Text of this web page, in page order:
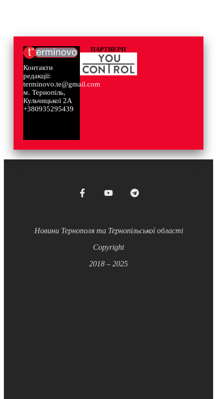
Контакти
редакції:
terminovo.te@gmail.com
м. Тернопіль,
Кульчицької 2А
+380935295439
ПАРТНЕРИ
Новини Тернополя та Тернопільської області
Copyright
2018 – 2025